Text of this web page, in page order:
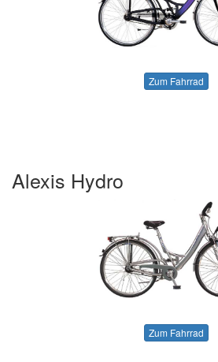
Zum Fahrrad
Alexis Hydro
Zum Fahrrad